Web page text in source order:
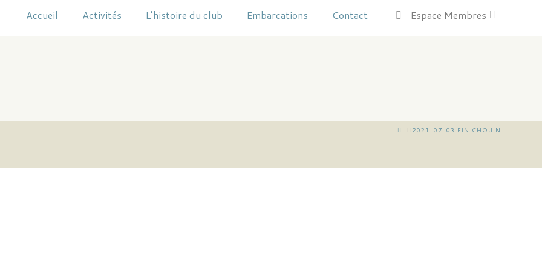
Accueil Activités L’histoire du club Embarcations Contact Espace Membres
HOME
2021_07_03 FIN CHOUIN